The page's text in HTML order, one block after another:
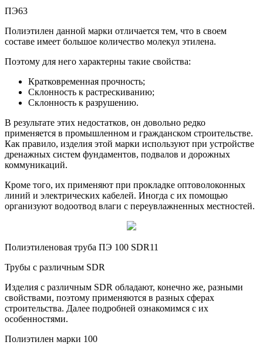
ПЭ63
Полиэтилен данной марки отличается тем, что в своем
составе имеет большое количество молекул этилена.
Поэтому для него характерны такие свойства:
Кратковременная прочность;
Склонность к растрескиванию;
Склонность к разрушению.
В результате этих недостатков, он довольно редко
применяется в промышленном и гражданском строительстве.
Как правило, изделия этой марки используют при устройстве
дренажных систем фундаментов, подвалов и дорожных
коммуникаций.
Кроме того, их применяют при прокладке оптоволоконных
линий и электрических кабелей. Иногда с их помощью
организуют водоотвод влаги с переувлажненных местностей.
Полиэтиленовая труба ПЭ 100 SDR11
Трубы с различным SDR
Изделия с различным SDR обладают, конечно же, разными
свойствами, поэтому применяются в разных сферах
строительства. Далее подробней ознакомимся с их
особенностями.
Полиэтилен марки 100